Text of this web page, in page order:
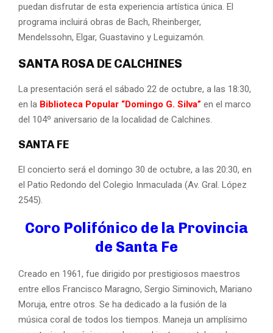
puedan disfrutar de esta experiencia artística única. El
programa incluirá obras de Bach, Rheinberger,
Mendelssohn, Elgar, Guastavino y Leguizamón.
SANTA ROSA DE CALCHINES
La presentación será el sábado 22 de octubre, a las 18:30,
en la Biblioteca Popular “Domingo G. Silva” en el marco
del 104º aniversario de la localidad de Calchines.
SANTA FE
El concierto será el domingo 30 de octubre, a las 20:30, en
el Patio Redondo del Colegio Inmaculada (Av. Gral. López
2545).
Coro Polifónico de la Provincia
de Santa Fe
Creado en 1961, fue dirigido por prestigiosos maestros
entre ellos Francisco Maragno, Sergio Siminovich, Mariano
Moruja, entre otros. Se ha dedicado a la fusión de la
música coral de todos los tiempos. Maneja un amplísimo